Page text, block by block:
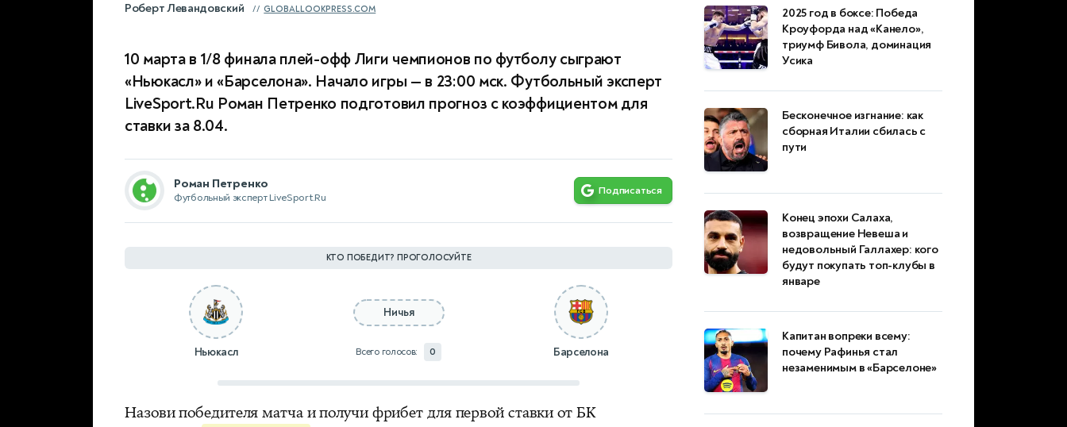
Роберт Левандовский GLOBALLOOKPRESS.COM
10 марта в 1/8 финала плей-офф Лиги чемпионов по футболу сыграют
«Ньюкасл» и «Барселона». Начало игры — в 23:00 мск. Футбольный эксперт
LiveSport.Ru Роман Петренко подготовил прогноз с коэффициентом для
ставки за 8.04.
Роман Петренко
Футбольный эксперт LiveSport.Ru
Подписаться
КТО ПОБЕДИТ? ПРОГОЛОСУЙТЕ
Ньюкасл
Ничья
Всего голосов: 0 Барселона
Назови победителя матча и получи фрибет для первой ставки от БК
2025 год в боксе: Победа
Кроуфорда над «Канело»,
триумф Бивола, доминация
Усика
Бесконечное изгнание: как
сборная Италии сбилась с
пути
Конец эпохи Салаха,
возвращение Невеша и
недовольный Галлахер: кого
будут покупать топ-клубы в
январе
Капитан вопреки всему:
почему Рафинья стал
незаменимым в «Барселоне»